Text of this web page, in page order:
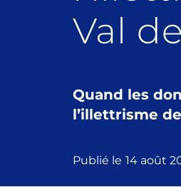
Val
Quand les
l’illettrisme
Publié le 14 août